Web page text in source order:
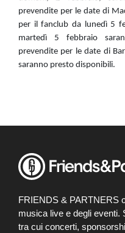
prevendite per le date di
per il fanclub da lunedì 5
martedì 5 febbraio
prevendite per le date di
saranno presto disponibili.
FRIENDS & PARTNERS
musica live e degli eventi.
tra cui concerti,